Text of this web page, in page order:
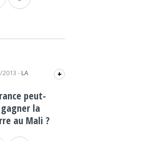
2013 - LA
+
peut-
la
au Mali ?